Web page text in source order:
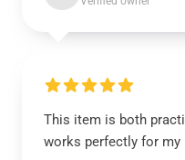
This item is both
works perfectly for my